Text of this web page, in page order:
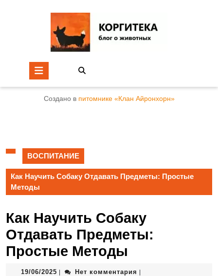
Создано в питомнике «Клан Айронхорн»
ВОСПИТАНИЕ
Как Научить Собаку Отдавать Предметы: Простые
Методы
Как Научить Собаку
Отдавать Предметы:
Простые Методы
19/06/2025 Нет комментария